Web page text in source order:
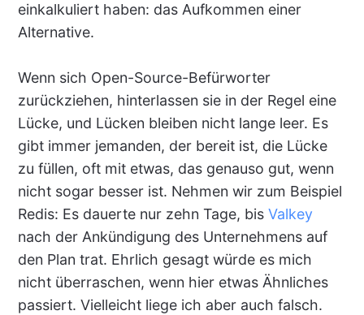
einkalkuliert haben: das Aufkommen einer
Alternative.
Wenn sich Open-Source-Befürworter
zurückziehen, hinterlassen sie in der Regel eine
Lücke, und Lücken bleiben nicht lange leer. Es
gibt immer jemanden, der bereit ist, die Lücke
zu füllen, oft mit etwas, das genauso gut, wenn
nicht sogar besser ist. Nehmen wir zum Beispiel
Redis: Es dauerte nur zehn Tage, bis Valkey
nach der Ankündigung des Unternehmens auf
den Plan trat. Ehrlich gesagt würde es mich
nicht überraschen, wenn hier etwas Ähnliches
passiert. Vielleicht liege ich aber auch falsch.